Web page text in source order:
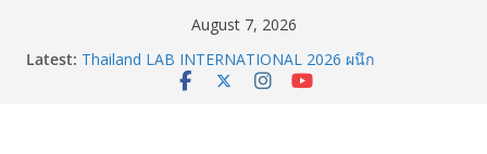
August 7, 2026
Latest: Thailand LAB INTERNATIONAL 2026 ผนึก
Bio+HealthTech INTERNATIONAL และ FutureCHEM